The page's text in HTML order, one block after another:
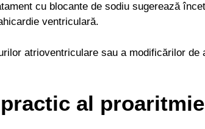
cu blocante de sodiu sugerează
ventriculară.
atrioventriculare sau a modificărilor de
al